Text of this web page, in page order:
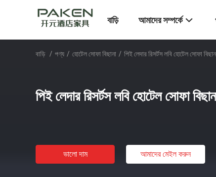
বাড়ি আমাদের সম্পর্কে
বাড়ি / পণ্য / হোটেল সোফা বিছানা / পিই লেদার রিসর্টস লবি হোটেল সোফা
পিই লেদার রিসর্টস লবি হোটেল সোফা
ভালো দাম আমাদের মেইল ​​করুন